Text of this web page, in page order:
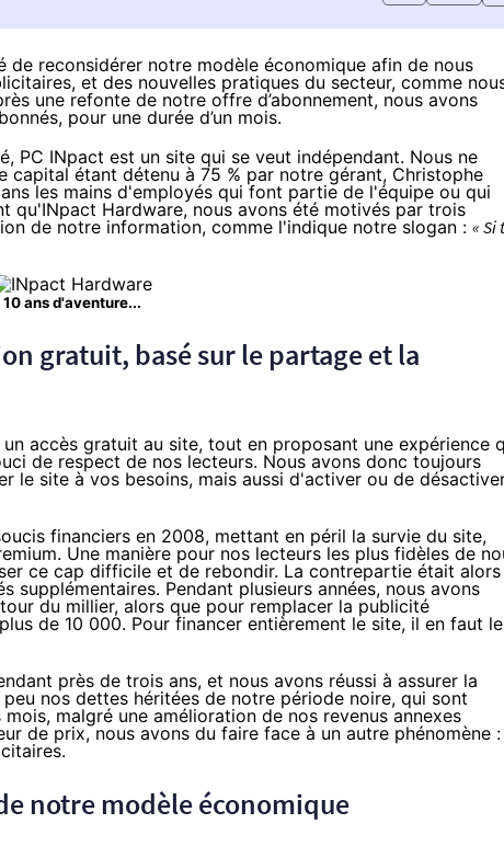
de reconsidérer notre modèle économique afin de nous
et des nouvelles pratiques du secteur, comme
une refonte de notre offre d’abonnement, nous avons
pour une durée d’un mois.
PC INpact est un site qui se veut indépendant. Nous ne
étant détenu à 75 % par notre gérant, Christophe
les mains d'employés qui font partie de l'équipe ou qui
qu'INpact Hardware, nous avons été motivés par trois
de notre information, comme l'indique notre slogan : « Si
10 ans d'aventure...
gratuit, basé sur le partage et la
accès gratuit au site, tout en proposant une expérience
de respect de nos lecteurs. Nous avons donc toujours
le site à vos besoins, mais aussi d'activer ou de
financiers en 2008, mettant en péril la survie du site,
Une manière pour nos lecteurs les plus fidèles de
ce cap difficile et de rebondir. La contrepartie était alors
Pendant plusieurs années, nous avons
du millier, alors que pour remplacer la publicité
de 10 000. Pour financer entièrement le site, il en faut le
près de trois ans, et nous avons réussi à assurer la
nos dettes héritées de notre période noire, qui sont
malgré une amélioration de nos revenus annexes
de prix, nous avons du faire face à un autre phénomène :
notre modèle économique